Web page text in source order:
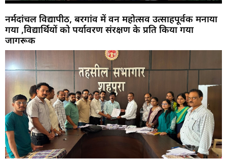
नर्मदांचल विद्यापीठ, बरगांव में वन महोत्सव उत्साहपूर्वक मनाया
गया ,विद्यार्थियों को पर्यावरण संरक्षण के प्रति किया गया
जागरूक